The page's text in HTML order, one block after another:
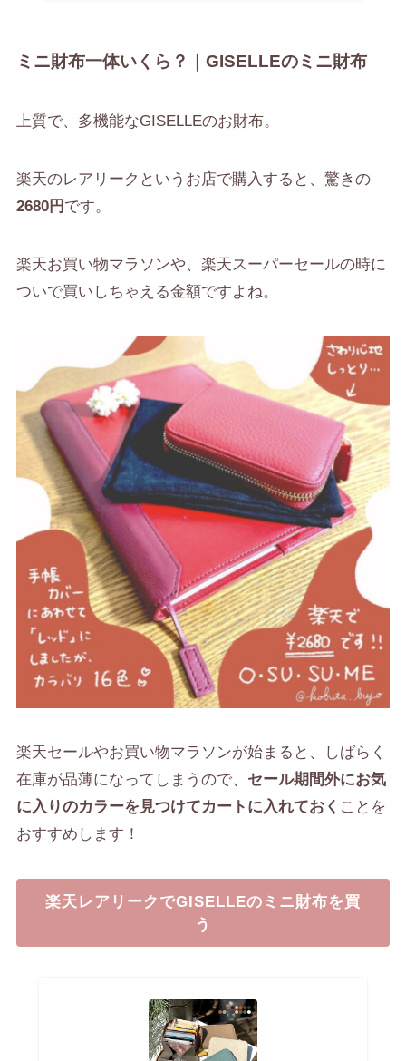
ミニ財布一体いくら？｜GISELLEのミニ財布
上質で、多機能なGISELLEのお財布。
楽天のレアリークというお店で購入すると、驚きの
2680円 です。
楽天お買い物マラソンや、楽天スーパーセールの時に
ついで買いしちゃえる金額ですよね。
楽天セールやお買い物マラソンが始まると、しばらく
在庫が品薄になってしまうので、 セール期間外にお気
に入りのカラーを見つけてカートに入れておく ことを
おすすめします！
楽天レアリークでGISELLEのミニ財布を買
う